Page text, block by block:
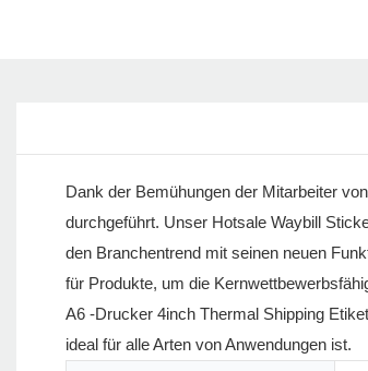
Dank der Bemühungen der Mitarbeiter
durchgeführt. Unser Hotsale Waybill
den Branchentrend mit seinen neuen
für Produkte, um die
A6 -Drucker 4inch Thermal Shipping
ideal für alle Arten von Anwendungen ist.